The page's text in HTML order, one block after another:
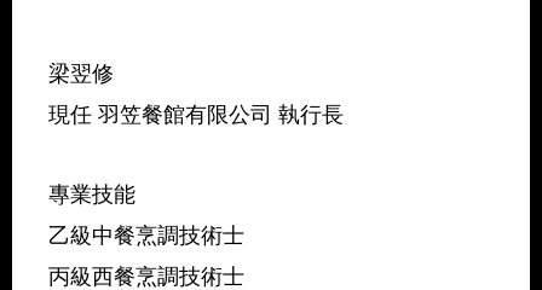
梁翌修
現任 羽笠餐館有限公司 執行長
專業技能
乙級中餐烹調技術士
丙級西餐烹調技術士